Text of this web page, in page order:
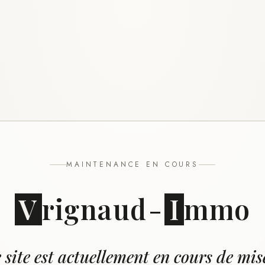
MAINTENANCE EN COURS
Vrignaud- Immo
site est actuellement en cours de